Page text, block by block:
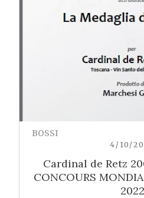
BOSSI
4/10/
Cardinal de Retz
CONCOURS
2022